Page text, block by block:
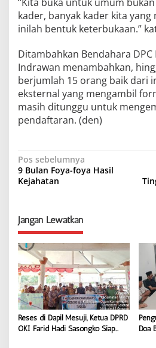
kader, banyak kader kita
inilah bentuk keterbukaan.”
Ditambahkan Bendahara DPC
Indrawan menambahkan,
berjumlah 15 orang baik dari
eksternal yang mengambil
masih ditunggu untuk
pendaftaran. (den)
N
a
i
g
a
s
i
p
o
s
Pos sebelumnya
9 Bulan Foya-foya Hasil
Kejahatan
Jangan Lewatkan
Reses di Dapil Mesuji, Ketua DPRD
OKI Farid Hadi Sasongko Siap
Doa